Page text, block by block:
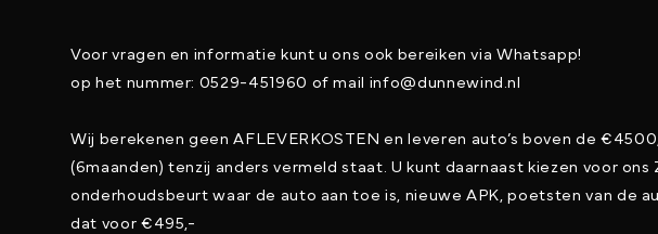
Voor vragen en informatie kunt u ons ook bereiken via Whatsapp!
op het nummer: 0529-451960 of mail info@dunnewind.nl
Wij berekenen geen AFLEVERKOSTEN en leveren auto’s boven de
(6maanden) tenzij anders vermeld staat. U kunt daarnaast kiezen voor ons
onderhoudsbeurt waar de auto aan toe is, nieuwe APK, poetsten van de
dat voor €495,-